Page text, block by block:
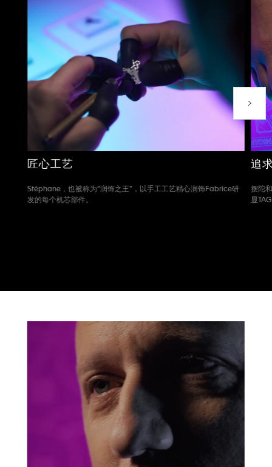
下一个
匠心工艺
Stéphane，也被称为“润饰之王”，以手工工艺精心润饰Fabrice研
发的每个机芯部件。
追
摆陀
显